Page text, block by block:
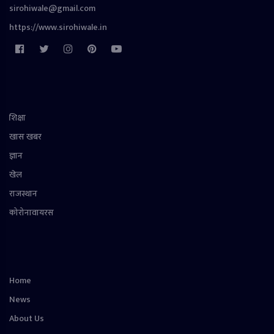
sirohiwale@gmail.com
https://www.sirohiwale.in
शिक्षा
खास खबर
ज्ञान
खेल
राजस्थान
कोरोनावायरस
Home
News
About Us